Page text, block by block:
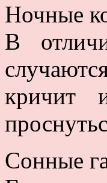
Ночные
В
кричит
Сонные